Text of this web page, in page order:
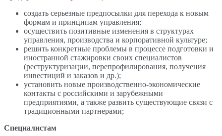
создать серьезные предпосылки для перехода к новым
формам и принципам управления;
осуществить позитивные изменения в структурах
управления, производства и корпоративной культуре;
решить конкретные проблемы в процессе подготовки и
иностранной стажировки своих специалистов
(реструктуризации, перепрофилирования, получения
инвестиций и заказов и др.);
установить новые производственно-экономические
контакты с российскими и зарубежными
предприятиями, а также развить существующие связи с
традиционными партнерами;
Специалистам